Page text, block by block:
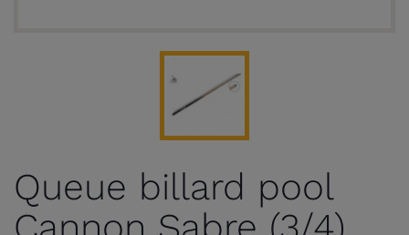
Queue billard pool